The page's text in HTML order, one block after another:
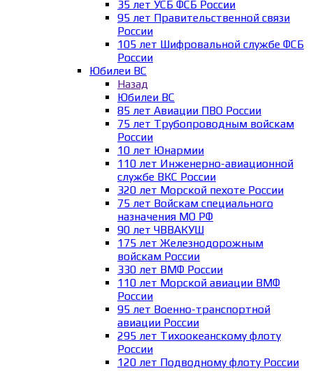
35 лет УСБ ФСБ России
95 лет Правительственной связи
России
105 лет Шифровальной службе ФСБ
России
Юбилеи ВС
Назад
Юбилеи ВС
85 лет Авиации ПВО России
75 лет Трубопроводным войскам
России
10 лет Юнармии
110 лет Инженерно-авиационной
службе ВКС России
320 лет Морской пехоте России
75 лет Войскам специального
назначения МО РФ
90 лет ЧВВАКУШ
175 лет Железнодорожным
войскам России
330 лет ВМФ России
110 лет Морской авиации ВМФ
России
95 лет Военно-транспортной
авиации России
295 лет Тихоокеанскому флоту
России
120 лет Подводному флоту России